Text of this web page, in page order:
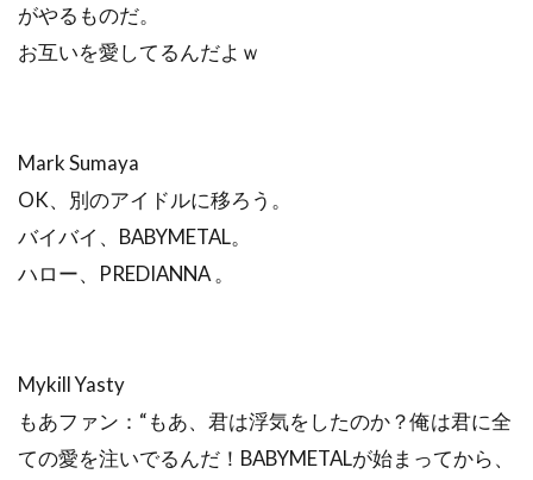
がやるものだ。
お互いを愛してるんだよｗ
Mark Sumaya
OK、別のアイドルに移ろう。
バイバイ、BABYMETAL。
ハロー、PREDIANNA 。
Mykill Yasty
もあファン：“もあ、君は浮気をしたのか？俺は君に全
ての愛を注いでるんだ！BABYMETALが始まってから、